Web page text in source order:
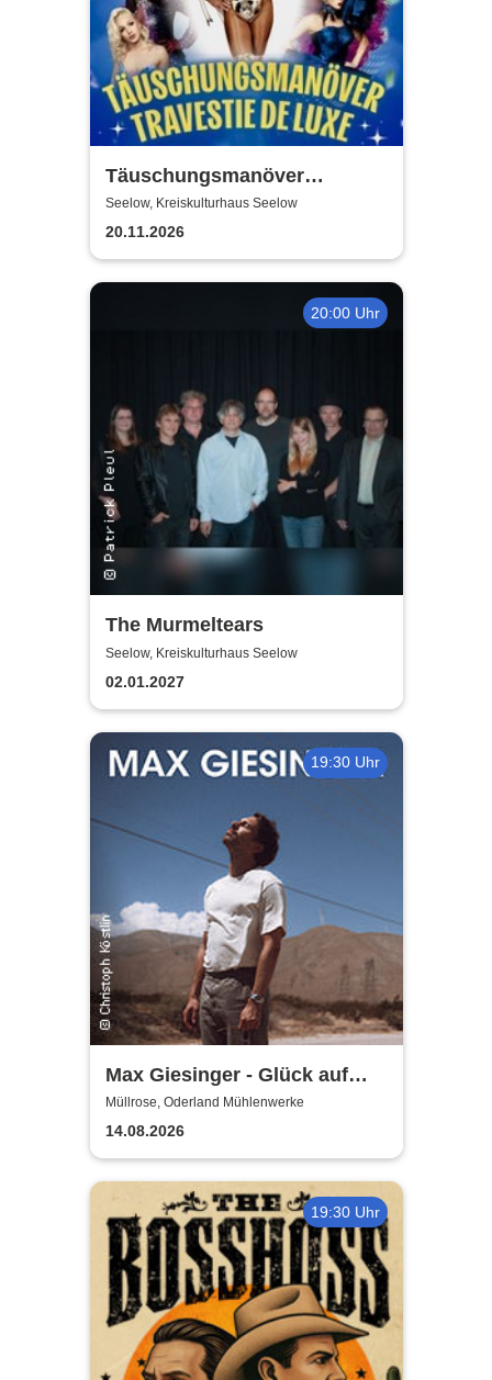
Täuschungsmanöver
Travestie Show | Travestie de
Luxe
Seelow, Kreiskulturhaus Seelow
20.11.2026
20:00 Uhr
The Murmeltears
Seelow, Kreiskulturhaus Seelow
02.01.2027
19:30 Uhr
Max Giesinger - Glück auf
den Straßen 2026
Müllrose, Oderland Mühlenwerke
14.08.2026
19:30 Uhr